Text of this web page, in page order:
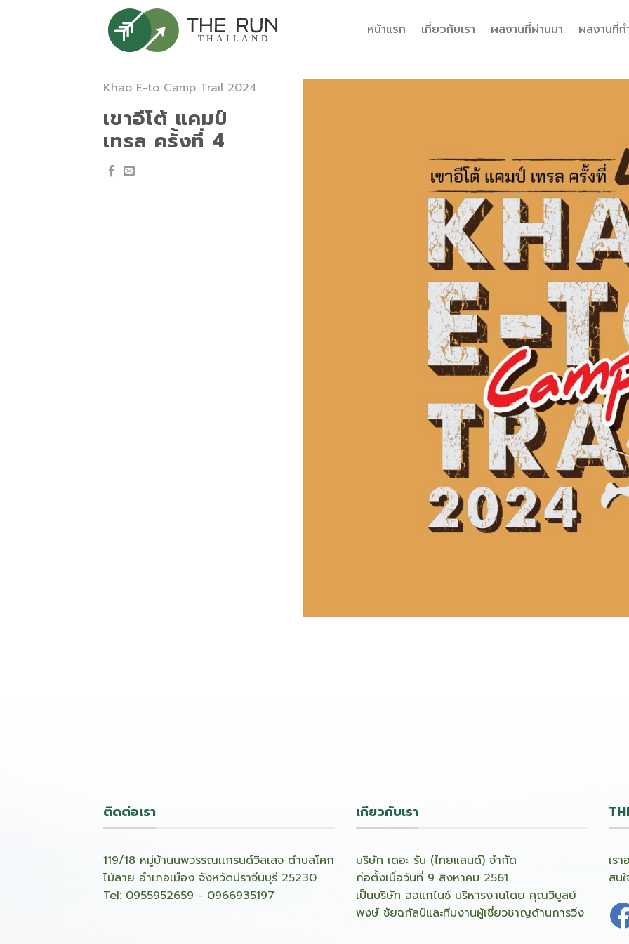
หน้าแรก เกี่ยวกับเรา ผลงานที่ผ่านมา ผลงานที่ก
Khao E-to Camp Trail 2024
เขาอีโต้ แคมป์
เทรล ครั้งที่ 4
ติดต่อเรา
119/18 หมู่บ้านนพวรรณเเกรนด์วิลเลจ ตำบลโคก
ไม้ลาย อำเภอเมือง จังหวัดปราจีนบุรี 25230
Tel: 0955952659 - 0966935197
เกียวกับเรา
บริษัท เดอะ รัน (ไทยแลนด์) จำกัด
ก่อตั้งเมื่อวันที่ 9 สิงหาคม 2561
เป็นบริษัท ออแกไนซ์ บริหารงานโดย คุณวิบูลย์
พงษ์ ชัยฉกัลป์และทีมงานผู้เชี่ยวชาญด้านการวิ่ง
เร
สน